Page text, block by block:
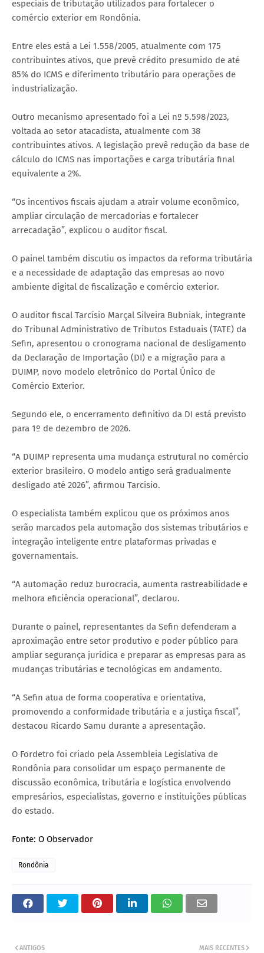
especiais de tributação utilizados para fortalecer o
comércio exterior em Rondônia.
Entre eles está a Lei 1.558/2005, atualmente com 175
contribuintes ativos, que prevê crédito presumido de até
85% do ICMS e diferimento tributário para operações de
industrialização.
Outro mecanismo apresentado foi a Lei nº 5.598/2023,
voltada ao setor atacadista, atualmente com 38
contribuintes ativos. A legislação prevê redução da base de
cálculo do ICMS nas importações e carga tributária final
equivalente a 2%.
“Os incentivos fiscais ajudam a atrair volume econômico,
ampliar circulação de mercadorias e fortalecer
arrecadação”, explicou o auditor fiscal.
O painel também discutiu os impactos da reforma tributária
e a necessidade de adaptação das empresas ao novo
ambiente digital de fiscalização e comércio exterior.
O auditor fiscal Tarcísio Marçal Silveira Bubniak, integrante
do Tribunal Administrativo de Tributos Estaduais (TATE) da
Sefin, apresentou o cronograma nacional de desligamento
da Declaração de Importação (DI) e a migração para a
DUIMP, novo modelo eletrônico do Portal Único de
Comércio Exterior.
Segundo ele, o encerramento definitivo da DI está previsto
para 1º de dezembro de 2026.
“A DUIMP representa uma mudança estrutural no comércio
exterior brasileiro. O modelo antigo será gradualmente
desligado até 2026”, afirmou Tarcísio.
O especialista também explicou que os próximos anos
serão marcados pela automação dos sistemas tributários e
integração inteligente entre plataformas privadas e
governamentais.
“A automação reduz burocracia, aumenta rastreabilidade e
melhora eficiência operacional”, declarou.
Durante o painel, representantes da Sefin defenderam a
aproximação entre setor produtivo e poder público para
ampliar segurança jurídica e preparar as empresas para as
mudanças tributárias e tecnológicas em andamento.
“A Sefin atua de forma cooperativa e orientativa,
promovendo a conformidade tributária e a justiça fiscal”,
destacou Ricardo Samu durante a apresentação.
O Fordetro foi criado pela Assembleia Legislativa de
Rondônia para consolidar um espaço permanente de
discussão econômica, tributária e logística envolvendo
empresários, especialistas, governo e instituições públicas
do estado.
Fonte: O Observador
Rondônia
MAIS RECENTES
ANTIGOS